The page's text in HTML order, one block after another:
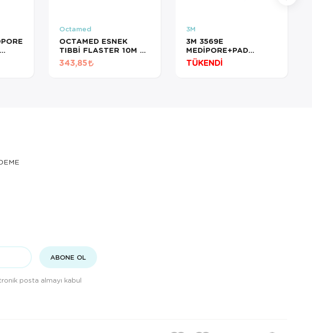
Octamed
OCTAMED ESNEK
TIBBİ FLASTER 10M X
15CM 15115 FİX
FLASTER
343,85
3M
3M 3569E
MEDİPORE+PAD
PANSUMAN ÖRTÜSÜ
10CMX15CM
TÜKENDİ
ABONE OL
posta almayı kabul